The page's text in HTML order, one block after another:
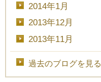
2014年1月
2013年12月
2013年11月
過去のブログを見る